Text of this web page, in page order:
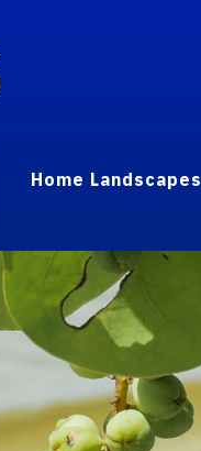
Home Landscapes